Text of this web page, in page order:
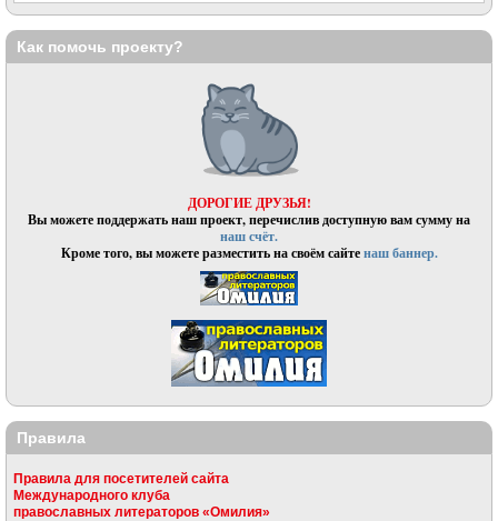
Как помочь проекту?
ДОРОГИЕ ДРУЗЬЯ!
Вы можете поддержать наш проект, перечислив доступную вам сумму на
наш счёт.
Кроме того, вы можете разместить на своём сайтенаш баннер.
Правила
Правила для посетителей сайта
Международного клуба
православных литераторов «Омилия»